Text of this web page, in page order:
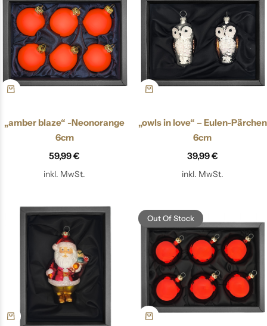
„amber blaze“ -Neonorange
6cm
59,99€
inkl. MwSt.
„owls in love“ – Eulen-Pärchen
6cm
39,99€
inkl. MwSt.
Out Of Stock